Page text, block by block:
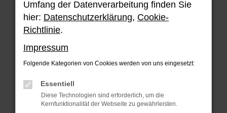
Fehler: Network Error
Hier sind ein paar Tipps, die dir helfen
können:
Überprüfe deine Firewall und deine
Internetverbindung.
Umfang der Datenverarbeitung finden Sie
hier: Datenschutzerklärung, Cookie-
Richtlinie.
Impressum
Folgende Kategorien von Cookies werden von uns eingesetzt:
Essentiell
Diese Technologien sind erforderlich, um die
Kernfunktionalität der Webseite zu gewährleisten.